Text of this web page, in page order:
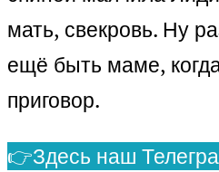
мать, свекровь. Ну
ещё быть маме,
приговор.
👉Здесь наш